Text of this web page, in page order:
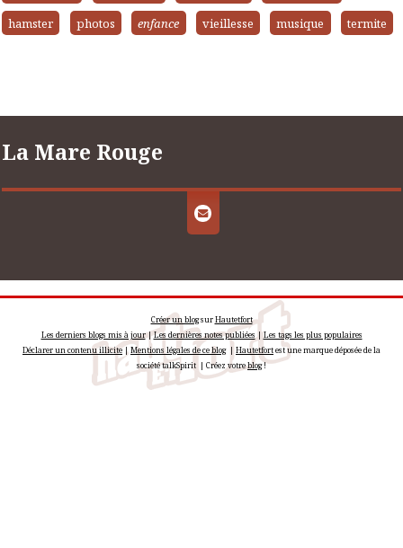
hamster
photos enfance vieillesse musique termite
La Mare Rouge
Créer un blogsurHautetfort
Les derniers blogs mis à jour|Les dernières notes publiées |Les tags les plus populaires
Déclarer un contenu illicite| Mentions légales de ce blog| Hautetfortest une marque déposée de la
société talkSpirit | Créez votreblog!